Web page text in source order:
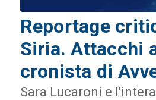
Reportage
Siria. Attacchi
cronista di
Sara Lucaroni e